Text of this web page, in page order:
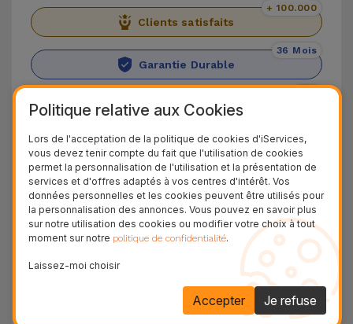
Clients satisfaits
+ 100.000
Garantie Durable
36 Mois
Livraison Gratuite
Découvrez la Clé USB d'iServices
Nous vous présentons la Clé USB d'iServices, où
vous pourrez sauvegarder vos fichiers les plus
importants. Compatible avec la technologie USB
2.0, cette clé USB transfère les documents
rapidement, avec une protection contre les
erreurs et une faible consommation d'énergie.
Emportez votre Clé USB partout grâce à
Politique relative aux Cookies
Lors de l'acceptation de la politique de cookies d'iServices,
vous devez tenir compte du fait que l'utilisation de cookies
permet la personnalisation de l'utilisation et la présentation de
services et d'offres adaptés à vos centres d'intérêt. Vos
données personnelles et les cookies peuvent être utilisés pour
la personnalisation des annonces. Vous pouvez en savoir plus
sur notre utilisation des cookies ou modifier votre choix à tout
moment sur notre politique de confidentialité.
Laissez-moi choisir
Je refuse
Accepter